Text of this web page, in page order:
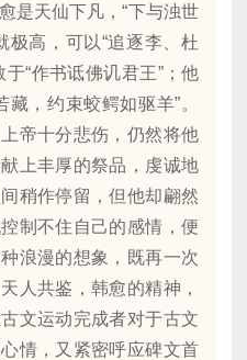
是天仙下凡，“下与浊世
极高，可以“追逐李、杜
“作书诋佛讥君王”；他
，约束蛟鳄如驱羊”。
帝十分悲伤，仍然将他
上丰厚的祭品，虔诚地
稍作停留，但他却翩然
制不住自己的感情，便
浪漫的想象，既再一次
人共鉴，韩愈的精神，
文运动完成者对于古文
情，又紧密呼应碑文首